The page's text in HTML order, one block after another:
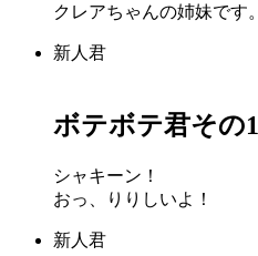
クレアちゃんの姉妹です。
新人君
ボテボテ君その1
シャキーン！
おっ、りりしいよ！
新人君